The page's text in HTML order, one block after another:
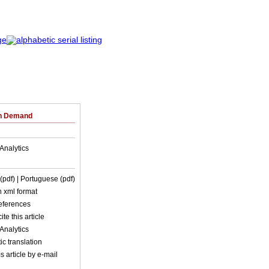
Demand
| Portuguese (pdf)
xml format
this article
translation
article by e-mail